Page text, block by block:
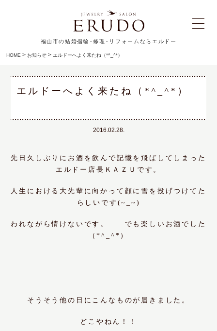
福山市の結婚指輪･修理･リフォームならエルドー
HOME >お知らせ >エルドーへよく来たね（*^_^*）
エルドーへよく来たね（*^_^*）
2016.02.28.
先日久しぶりにお酒を飲んで記憶を飛ばしてしまった
エルドー店長ＫＡＺＵです。
人生における大先輩に向かって顔に雪を投げつけてた
らしいです(~_~)
われながら情けないです。 でも楽しいお酒でした
（*^_^*）
そうそう他の日にこんなものが届きました。
どこやねん！！